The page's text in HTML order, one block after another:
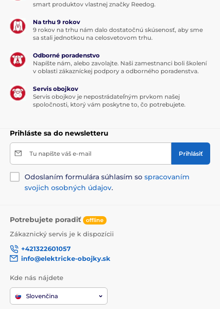
smart produktov vlastnej značky Reedog.
Na trhu 9 rokov
9 rokov na trhu nám dalo dostatočnú skúsenosť, aby sme
sa stali jednotkou na celosvetovom trhu.
Odborné poradenstvo
Napíšte nám, alebo zavolajte. Naši zamestnanci boli školení
v oblasti zákazníckej podpory a odborného poradenstva.
Servis obojkov
Servis obojkov je nepostrádateľným prvkom našej
spoločnosti, ktorý vám poskytne to, čo potrebujete.
Prihláste sa do newsletteru
Tu napíšte váš e-mail Prihlásiť
Odoslaním formulára súhlasím so spracovaním
svojich osobných údajov.
Potrebujete poradiť offline
Zákaznický servis je k dispozícii
+421322601057
info@elektricke-obojky.sk
Kde nás nájdete
Slovenčina